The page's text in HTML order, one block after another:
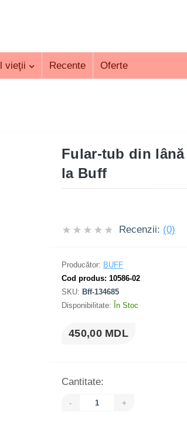
vieţii Recente Oferte
Fular-tub din
la Buff
Recenzii: (0)
Producător: BUFF
Cod produs: 10586-02
SKU: Bff-134685
Disponibilitate: În Stoc
450,00 MDL
Cantitate:
- +